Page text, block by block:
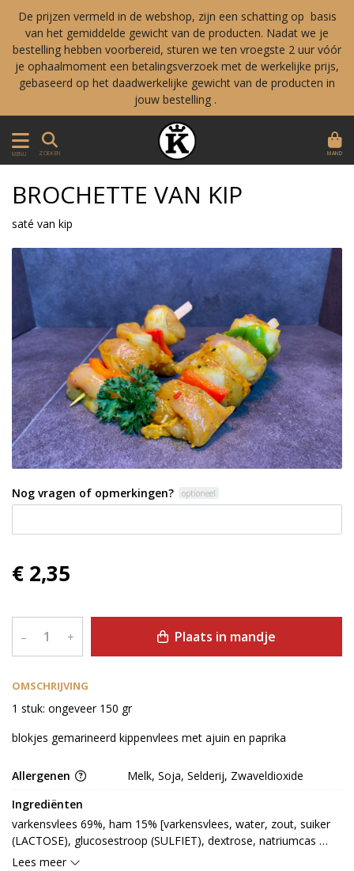
De prijzen vermeld in de webshop, zijn een schatting op basis
van het gemiddelde gewicht van de producten. Nadat we je
bestelling hebben voorbereid, sturen we ten vroegste 2 uur vóór
je ophaalmoment een betalingsverzoek met de werkelijke prijs,
gebaseerd op het daadwerkelijke gewicht van de producten in
jouw bestelling .
MENU ZOEKEN MAND
OMSCHRIJVING
1 stuk: ongeveer 150 gr
blokjes gemarineerd kippenvlees met ajuin en paprika
BROCHETTE VAN KIP
saté van kip
Nog vragen of opmerkingen? optioneel
€ 2,35
– + Plaats in mandje
Allergenen
Melk, Soja, Selderij, Zwaveldioxide
Ingrediënten
varkensvlees 69%, ham 15% [varkensvlees, water, zout, suiker
(LACTOSE), glucosestroop (SULFIET), dextrose, natriumcas
(MELK) zonneblmolie, aroma, kruiden (SELDERIJ), specerij,
Lees meer